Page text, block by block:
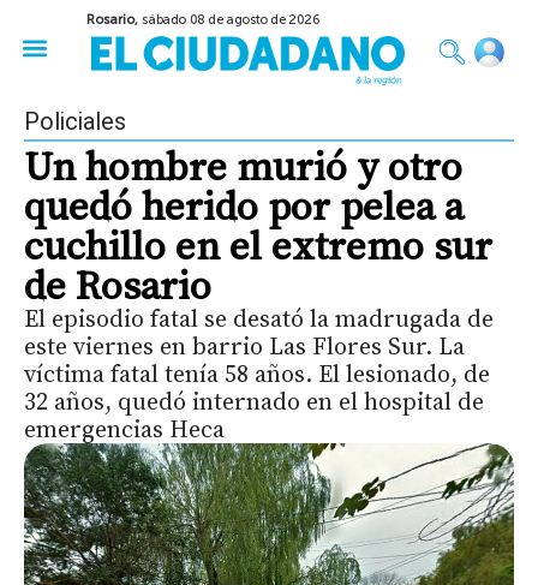
Rosario, sábado 08 de agosto de 2026
Policiales
Un hombre murió y otro
quedó herido por pelea a
cuchillo en el extremo sur
de Rosario
El episodio fatal se desató la madrugada de
este viernes en barrio Las Flores Sur. La
víctima fatal tenía 58 años. El lesionado, de
32 años, quedó internado en el hospital de
emergencias Heca